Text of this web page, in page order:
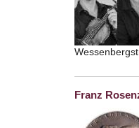
Franz